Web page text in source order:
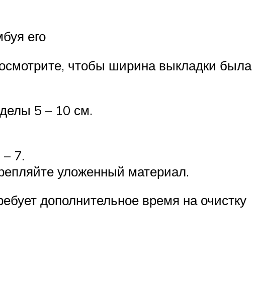
его
чтобы ширина выкладки была
5 – 10 см.
7.
уложенный материал.
дополнительное время на очистку